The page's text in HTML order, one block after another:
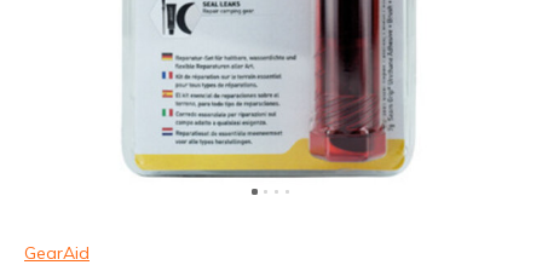
GearAid